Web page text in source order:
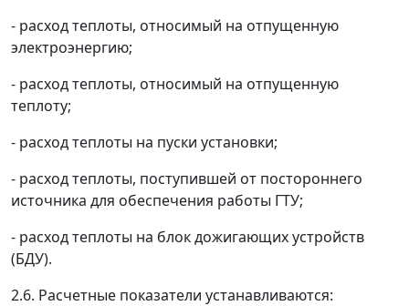
- расход теплоты, относимый на отпущенную
электроэнергию;
- расход теплоты, относимый на отпущенную
теплоту;
- расход теплоты на пуски установки;
- расход теплоты, поступившей от постороннего
источника для обеспечения работы ГТУ;
- расход теплоты на блок дожигающих устройств
(БДУ).
2.6. Расчетные показатели устанавливаются: